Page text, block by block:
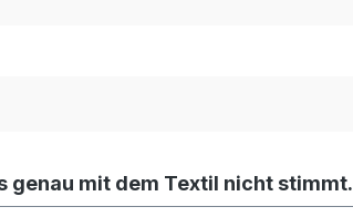
genau mit dem Textil nicht stimmt.